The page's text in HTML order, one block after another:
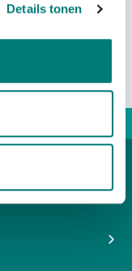
Details tonen